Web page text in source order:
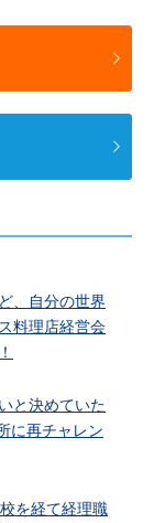
、自分の世界
料理店経営会
と決めていた
に再チャレン
を経て経理職